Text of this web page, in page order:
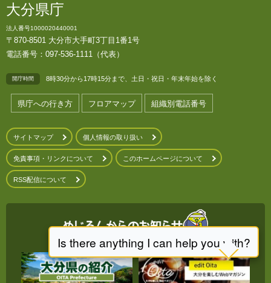
大分県庁
法人番号1000020440001
〒870-8501 大分市大手町3丁目1番1号
電話番号：097-536-1111（代表）
開庁時間 8時30分から17時15分まで、土日・祝日・年末年始を除く
県庁への行き方 フロアマップ 組織別電話番号
サイトマップ 個人情報の取り扱い
免責事項・リンクについて このホームページについて
RSS配信について